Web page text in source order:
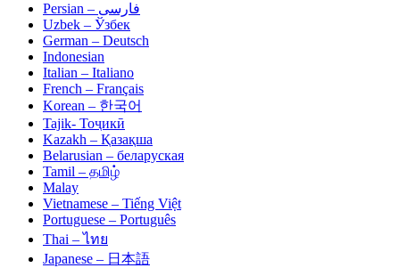
Persian – فارسی
Uzbek – Ўзбек
German – Deutsch
Indonesian
Italian – Italiano
French – Français
Korean – 한국어
Tajik- Тоҷикӣ
Kazakh – Қазақша
Belarusian – беларуская
Tamil – தமிழ்
Malay
Vietnamese – Tiếng Việt
Portuguese – Português
Thai – ไทย
Japanese – 日本語